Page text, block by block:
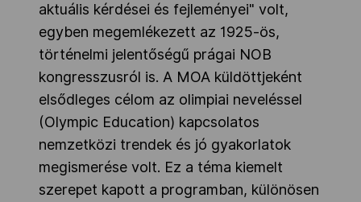
aktuális kérdései és fejleményei" volt,
egyben megemlékezett az 1925-ös,
történelmi jelentőségű prágai NOB
kongresszusról is. A MOA küldöttjeként
elsődleges célom az olimpiai neveléssel
(Olympic Education) kapcsolatos
nemzetközi trendek és jó gyakorlatok
megismerése volt. Ez a téma kiemelt
szerepet kapott a programban, különösen